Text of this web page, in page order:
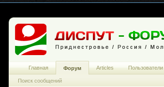
Главная Форум
Поиск сообщений
Articles Пользователи